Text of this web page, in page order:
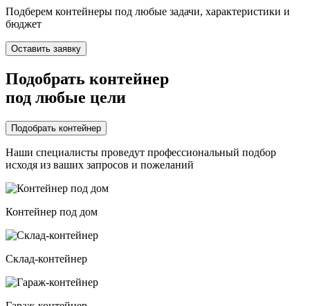
Подберем контейнеры под любые задачи, характеристики и
бюджет
Оставить заявку
Подобрать контейнер
под любые цели
Подобрать контейнер
Наши специалисты проведут профессиональный подбор
исходя из ваших запросов и пожеланий
Контейнер под дом
Склад-контейнер